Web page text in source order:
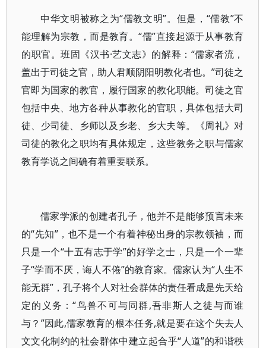
中华文明被称之为“儒教文明”。但是，“儒教”不
能理解为宗教，而是教育。“儒”直接起源于从事教育
的职官。班固《汉书·艺文志》的解释：“儒家者流，
盖出于司徒之官，助人君顺阴阳明教化者也。”司徒之
官即为国家的教官，履行国家的教化职能。司徒之官
包括中央、地方各种从事教化的官职，具体包括大司
徒、少司徒、乡师以及乡老、乡大夫等。《周礼》对
司徒的教化之职均有具体规定，这些教务之职与儒家
教育学说之间确有着重要联系。
儒家学派的创建者孔子，他并不是能够预言未来
的“先知”，也不是一个有着神秘出身的宗教领袖，而
只是一个“十五有志于学”的好学之士，只是一个一辈
子“学而不厌，诲人不倦”的教育家。儒家认为“人生不
能无群”，孔子将个人对社会群体的责任看成是先天给
定的义务：“鸟兽不可与同群,吾非斯人之徒与而谁
与？”因此,儒家教育的根本任务,就是要在这个失去人
文文化制约的社会群体中建立起合乎“人道”的和谐秩